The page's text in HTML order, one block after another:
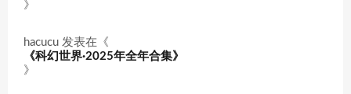
》
hacucu 发表在《
《科幻世界·2025年全年合集》
》